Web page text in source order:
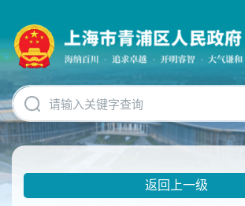
碍
操
明
跳
转
到
网
返回上一级